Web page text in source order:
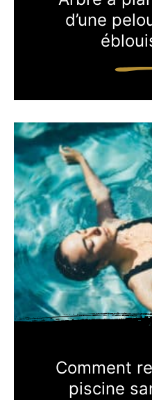
d’une
Comment
piscine